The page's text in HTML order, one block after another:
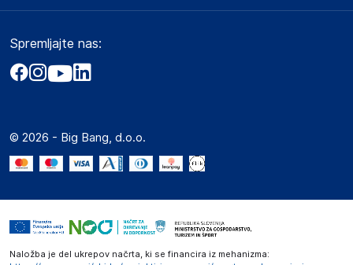
Obvestila za javnost
Akt o digitalnih storitvah
Marketplace za partnerje
Novosti
Dostava, vnos in odvoz
Zavarovanje izdelkov
Marketplace
Kako oddati naročilo?
Spremljajte nas:
© 2026 - Big Bang, d.o.o.
Naložba je del ukrepov načrta, ki se financira iz mehanizma: